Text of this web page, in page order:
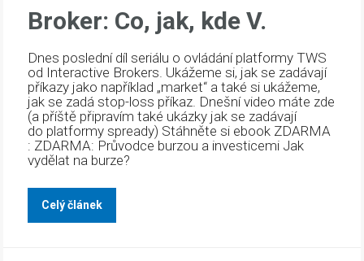
Broker: Co, jak, kde V.
Dnes poslední díl seriálu o ovládání platformy TWS
od Interactive Brokers. Ukážeme si, jak se zadávají
příkazy jako například „market“ a také si ukážeme,
jak se zadá stop-loss příkaz. Dnešní video máte zde
(a příště připravím také ukázky jak se zadávají
do platformy spready) Stáhněte si ebook ZDARMA
: ZDARMA: Průvodce burzou a investicemi Jak
vydělat na burze?
Celý článek